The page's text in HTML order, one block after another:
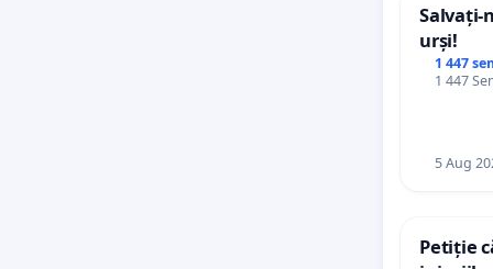
Salvați-
urși!
1 447
1 447
5 Aug
Petiție